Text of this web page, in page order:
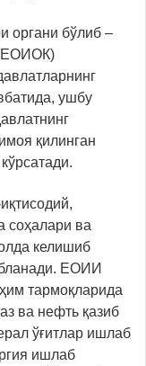
органи бўлиб –
(ЕОИОК)
ушбу
қилинган
соҳалари ва
келишиб
ЕОИИ
тармоқларида
ва нефть қазиб
ўғитлар ишлаб
ишлаб